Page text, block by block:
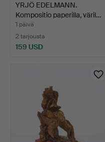
YRJÖ EDELMANN.
Kompositio paperilla, väril…
1 päivä
2 tarjousta
159 USD